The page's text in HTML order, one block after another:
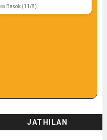
📅 Besok (11/8)
JATHILAN